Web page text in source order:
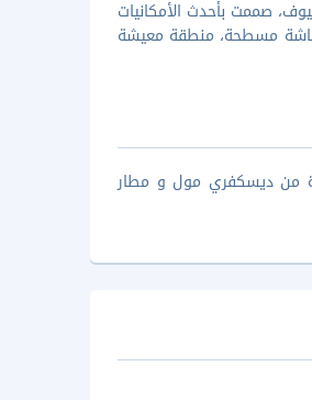
من 7 فلل مميزة و مجهزة لراحة الضيوف، صممت بأحدث الأمكانيات
مسطحة، منطقة معيشة
فى منطقة تيغالالانغْ. تبعد الفيلا مسافة 46 كم بالسيارة من ديسكفري مول و مطار